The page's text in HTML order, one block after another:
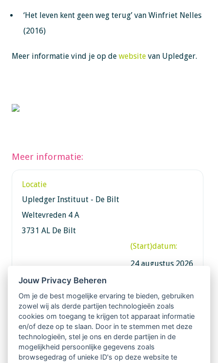
‘Het leven kent geen weg terug’ van Winfriet Nelles
(2016)
Meer informatie vind je op de websitevan Upledger.
Meer informatie:
Locatie
Upledger Instituut - De Bilt
Weltevreden 4 A
3731 AL De Bilt
(Start)datum:
24 augustus 2026
Informatie
Contactpersoon:
Annick Smit-Pino
Jouw Privacy Beheren
Om je de best mogelijke ervaring te bieden, gebruiken
zowel wij als derde partijen technologieën zoals
cookies om toegang te krijgen tot apparaat informatie
en/of deze op te slaan. Door in te stemmen met deze
technologieën, stel je ons en derde partijen in de
mogelijkheid persoonlijke gegevens zoals
browsegedrag of unieke ID's op deze website te